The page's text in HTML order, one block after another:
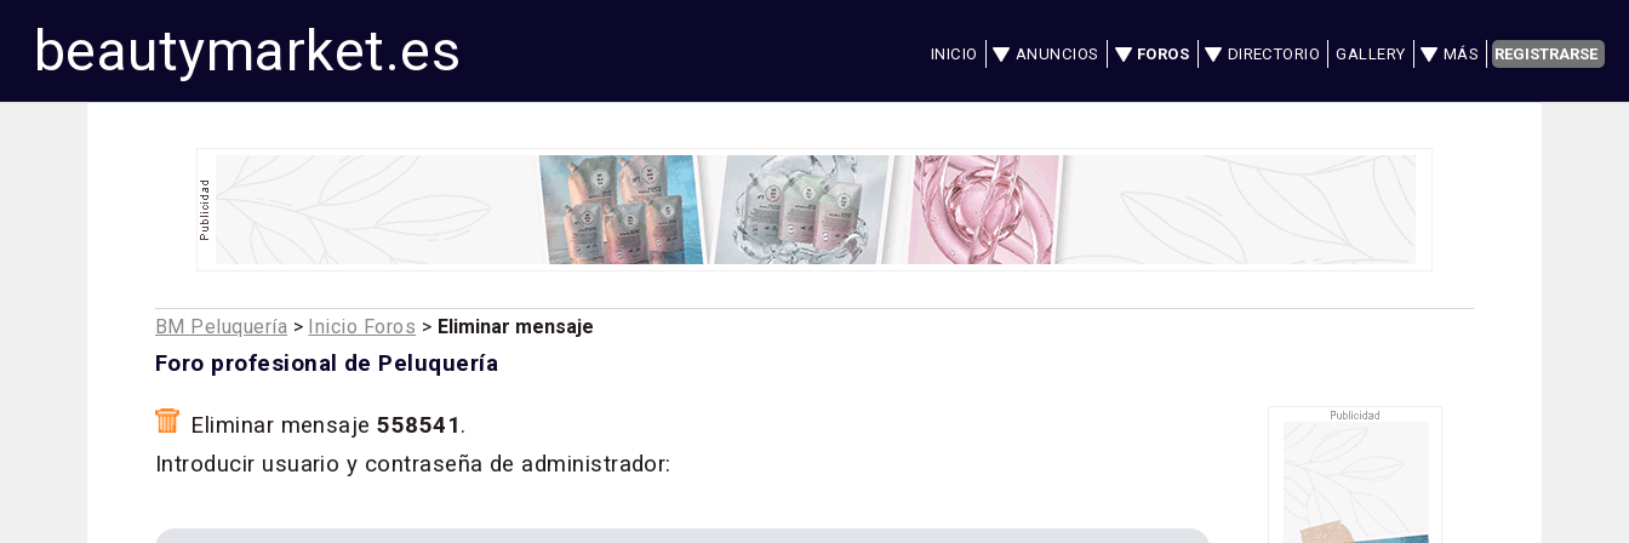
beautymarket.es INICIO ANUNCIOS FOROS DIRECTORIO GALLERY MÁS REGISTRARSE
BM Peluquería > Inicio Foros > Eliminar mensaje
Foro profesional de Peluquería
Eliminar mensaje558541.
Introducir usuario y contraseña de administrador: